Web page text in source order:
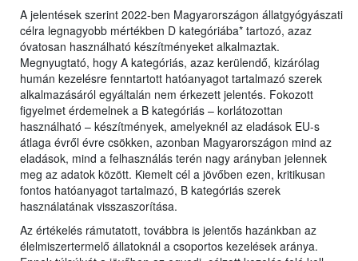
A jelentések szerint 2022-ben Magyarországon állatgyógyászati
célra legnagyobb mértékben D kategóriába* tartozó, azaz
óvatosan használható készítményeket alkalmaztak.
Megnyugtató, hogy A kategóriás, azaz kerülendő, kizárólag
humán kezelésre fenntartott hatóanyagot tartalmazó szerek
alkalmazásáról egyáltalán nem érkezett jelentés. Fokozott
figyelmet érdemelnek a B kategóriás – korlátozottan
használható – készítmények, amelyeknél az eladások EU-s
átlaga évről évre csökken, azonban Magyarországon mind az
eladások, mind a felhasználás terén nagy arányban jelennek
meg az adatok között. Kiemelt cél a jövőben ezen, kritikusan
fontos hatóanyagot tartalmazó, B kategóriás szerek
használatának visszaszorítása.
Az értékelés rámutatott, továbbra is jelentős hazánkban az
élelmiszertermelő állatoknál a csoportos kezelések aránya.